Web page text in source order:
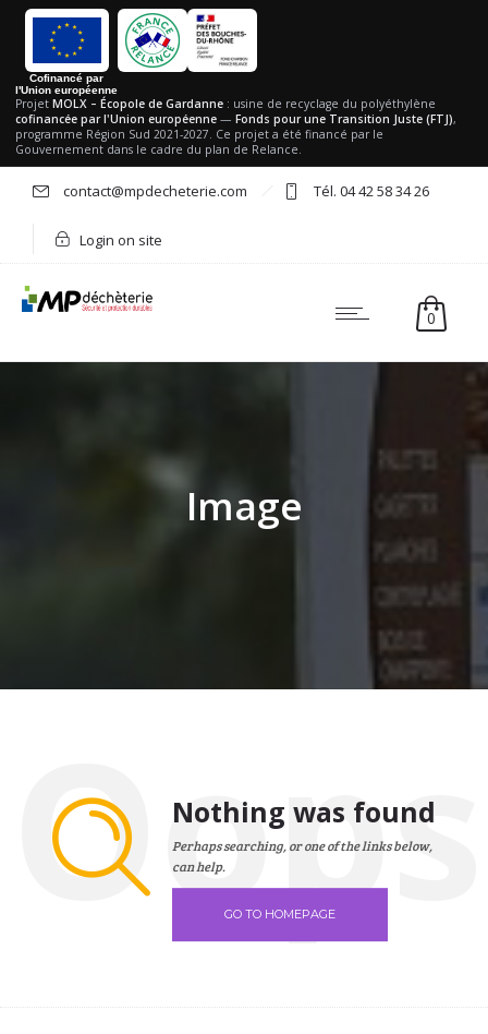
Cofinancé par
l'Union européenne
Projet MOLX – Écopole de Gardanne : usine de recyclage du polyéthylène
cofinancée par l'Union européenne — Fonds pour une Transition Juste (FTJ),
programme Région Sud 2021-2027. Ce projet a été financé par le
Gouvernement dans le cadre du plan de Relance.
contact@mpdecheterie.com Tél. 04 42 58 34 26
Login on site
0
Image
Oops
Nothing was found
Perhaps searching, or one of the links below,
can help.
GO TO HOMEPAGE